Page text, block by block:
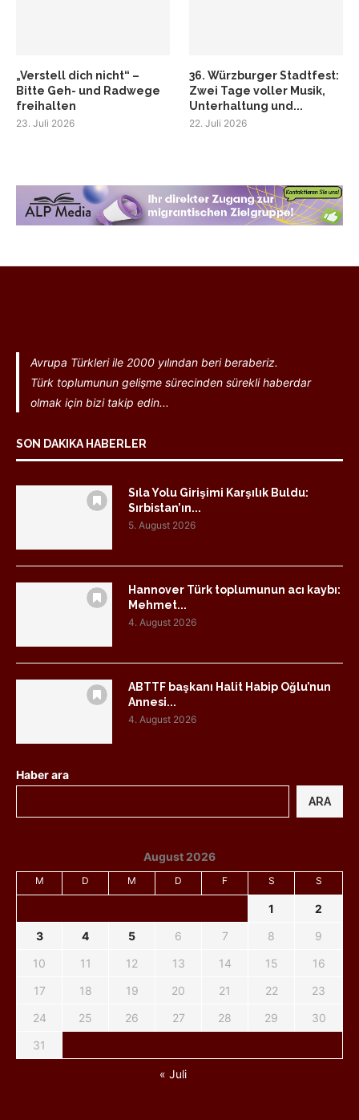
„Verstell dich nicht“ –
Bitte Geh- und Radwege
freihalten
23. Juli 2026
36. Würzburger Stadtfest:
Zwei Tage voller Musik,
Unterhaltung und...
22. Juli 2026
Avrupa Türkleri ile 2000 yılından beri beraberiz.
Türk toplumunun gelişme sürecinden sürekli haberdar
olmak için bizi takip edin...
SON DAKIKA HABERLER
Sıla Yolu Girişimi Karşılık Buldu:
Sırbistan’ın...
5. August 2026
Hannover Türk toplumunun acı kaybı:
Mehmet...
4. August 2026
ABTTF başkanı Halit Habip Oğlu’nun
Annesi...
4. August 2026
Haber ara
ARA
August 2026
M D M D F S S
1
2
3
4 5 6 7 8
9
10
11 12 13 14 15
16
17
18 19 20 21 22
23
24
25 26 27 28 29
30
31
« Juli